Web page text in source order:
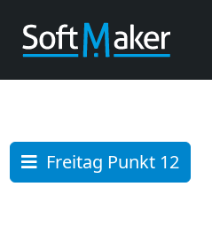
Freitag Punkt 12